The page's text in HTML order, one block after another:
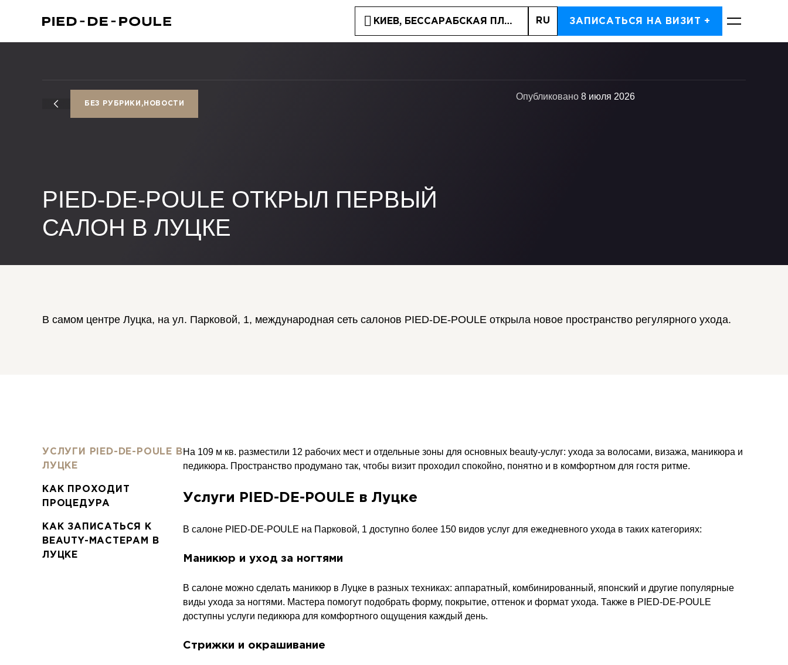
КИЕВ, БЕССАРАБСКАЯ ПЛОЩАДЬ, 7
RU ЗАПИСАТЬСЯ НА ВИЗИТ +
БЕЗ РУБРИКИ,НОВОСТИ
PIED-DE-POULE ОТКРЫЛ ПЕРВЫЙ
САЛОН В ЛУЦКЕ
Опубликовано 8 июля 2026
В самом центре Луцка, на ул. Парковой, 1, международная сеть салонов PIED-DE-POULE открыла новое пространство регулярного ухода.
УСЛУГИ PIED-DE-POULE В
ЛУЦКЕ
КАК ПРОХОДИТ
ПРОЦЕДУРА
КАК ЗАПИСАТЬСЯ К
BEAUTY-МАСТЕРАМ В
ЛУЦКЕ
На 109 м кв. разместили 12 рабочих мест и отдельные зоны для основных beauty-услуг: ухода за волосами, визажа, маникюра и
педикюра. Пространство продумано так, чтобы визит проходил спокойно, понятно и в комфортном для гостя ритме.
Услуги PIED-DE-POULE в Луцке
В салоне PIED-DE-POULE на Парковой, 1 доступно более 150 видов услуг для ежедневного ухода в таких категориях:
Маникюр и уход за ногтями
В салоне можно сделать маникюр в Луцке в разных техниках: аппаратный, комбинированный, японский и другие популярные
виды ухода за ногтями. Мастера помогут подобрать форму, покрытие, оттенок и формат ухода. Также в PIED-DE-POULE
доступны услуги педикюра для комфортного ощущения каждый день.
Стрижки и окрашивание